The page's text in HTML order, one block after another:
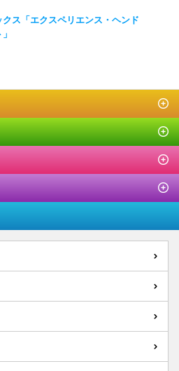
ス「エクスペリエンス・ヘンド